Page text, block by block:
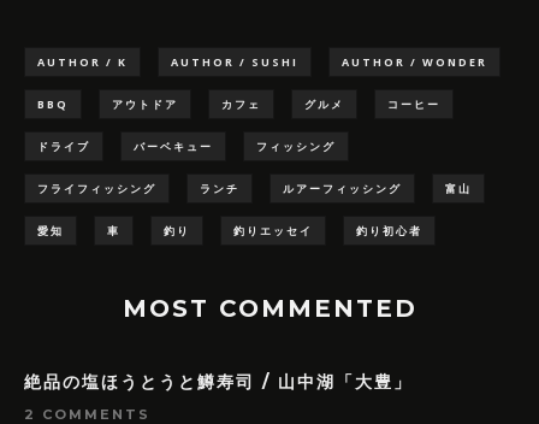
AUTHOR / K AUTHOR / SUSHI AUTHOR / WONDER
BBQ アウトドア カフェ グルメ コーヒー
ドライブ バーベキュー フィッシング
フライフィッシング ランチ ルアーフィッシング 富山
愛知 車 釣り 釣りエッセイ 釣り初心者
MOST COMMENTED
絶品の塩ほうとうと鱒寿司 / 山中湖「大豊」
2 COMMENTS